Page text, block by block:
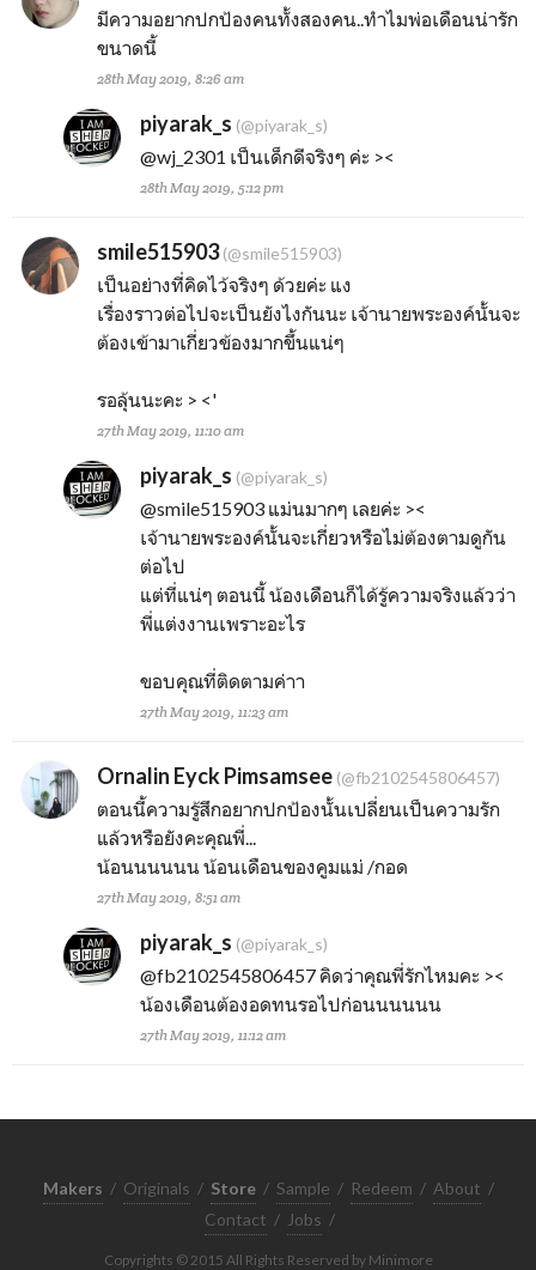
มีความอยากปกป้องคนทั้งสองคน..ทำไมพ่อเดือนน่ารัก
ขนาดนี้
28th May 2019, 8:26 am
piyarak_s (@piyarak_s)
@wj_2301 เป็นเด็กดีจริงๆ ค่ะ ><
28th May 2019, 5:12 pm
smile515903(@smile515903)
เป็นอย่างที่คิดไว้จริงๆ ด้วยค่ะ แง
เรื่องราวต่อไปจะเป็นยังไงกันนะ เจ้านายพระองค์นั้นจะ
ต้องเข้ามาเกี่ยวข้องมากขึ้นแน่ๆ
รอลุ้นนะคะ > <'
27th May 2019, 11:10 am
piyarak_s (@piyarak_s)
@smile515903แม่นมากๆ เลยค่ะ ><
เจ้านายพระองค์นั้นจะเกี่ยวหรือไม่ต้องตามดูกัน
ต่อไป
แต่ที่แน่ๆ ตอนนี้ น้องเดือนก็ได้รู้ความจริงแล้วว่า
พี่แต่งงานเพราะอะไร
ขอบคุณที่ติดตามค่าา
27th May 2019, 11:23 am
Ornalin Eyck Pimsamsee (@fb2102545806457)
ตอนนี้ความรู้สึกอยากปกป้องนั้นเปลี่ยนเป็นความรัก
แล้วหรือยังคะคุณพี่...
น้อนนนนนน น้อนเดือนของคูมแม่ /กอด
27th May 2019, 8:51 am
piyarak_s (@piyarak_s)
@fb2102545806457คิดว่าคุณพี่รักไหมคะ ><
น้องเดือนต้องอดทนรอไปก่อนนนนนน
27th May 2019, 11:12 am
Makers / Originals / Store / Sample / Redeem / About /
Contact / Jobs /
Copyrights © 2015 All Rights Reserved by Minimore